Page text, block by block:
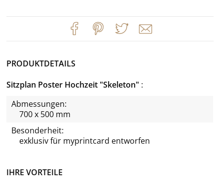
IHRE VORTEILE
PRODUKTDETAILS
Sitzplan Poster Hochzeit "Skeleton"
Abmessungen:
700 x 500 mm
Besonderheit:
exklusiv für myprintcard entworfen